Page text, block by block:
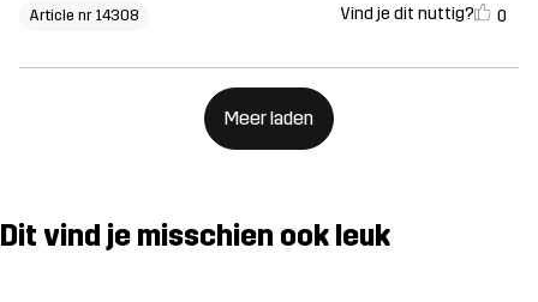
Article nr 14308 Vind je dit nuttig? 0
Meer laden
Dit vind je misschien ook leuk